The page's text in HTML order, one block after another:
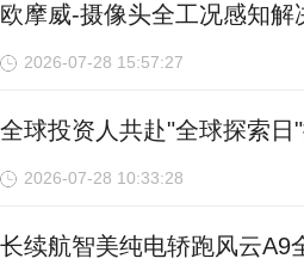
欧摩威-摄像头全工况感知
2026-07-28 15:57:27
全球投资人共赴"全球探索
2026-07-28 10:33:28
长续航智美纯电轿跑风云A9